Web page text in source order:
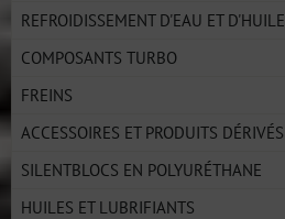
REFROIDISSEMENT D'EAU ET D'HUILE
COMPOSANTS TURBO
FREINS
ACCESSOIRES ET PRODUITS DÉRIVÉS
SILENTBLOCS EN POLYURÉTHANE
HUILES ET LUBRIFIANTS